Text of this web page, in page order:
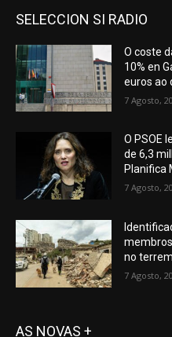
SELECCION SI RADIO
O coste
10% en
euros ao
7 Agosto,
O PSOE
de 6,3
Planifica
7 Agosto,
no
7 Agosto,
AS NOVAS +